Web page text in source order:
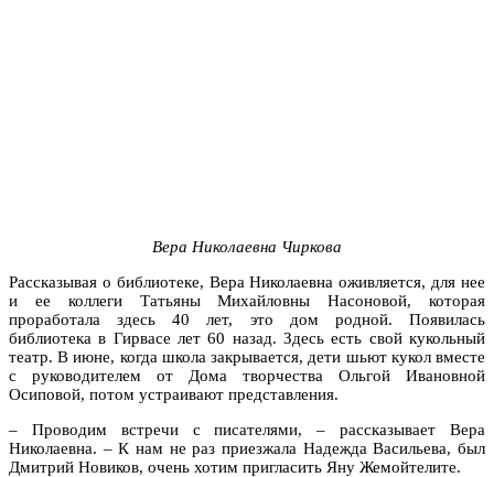
Вера Николаевна Чиркова
Рассказывая о библиотеке, Вера Николаевна оживляется, для нее
и ее коллеги Татьяны Михайловны Насоновой, которая
проработала здесь 40 лет, это дом родной. Появилась
библиотека в Гирвасе лет 60 назад. Здесь есть свой кукольный
театр. В июне, когда школа закрывается, дети шьют кукол вместе
с руководителем от Дома творчества Ольгой Ивановной
Осиповой, потом устраивают представления.
– Проводим встречи с писателями, – рассказывает Вера
Николаевна. – К нам не раз приезжала Надежда Васильева, был
Дмитрий Новиков, очень хотим пригласить Яну Жемойтелите.